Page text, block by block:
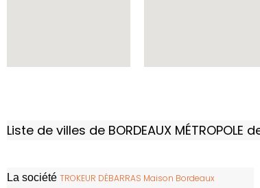
Liste de villes de BORDEAUX
La société TROKEUR DÉBARRAS Maison Bordeaux